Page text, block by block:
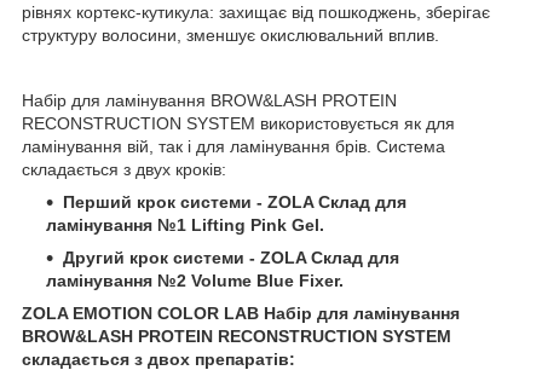
рівнях кортекс-кутикула: захищає від пошкоджень, зберігає
структуру волосини, зменшує окислювальний вплив.
Набір для ламінування BROW&LASH PROTEIN
RECONSTRUCTION SYSTEM використовується як для
ламінування вій, так і для ламінування брів. Система
складається з двух кроків:
Перший крок системи - ZOLA Склад для
ламінування №1 Lifting Pink Gel.
Другий крок системи - ZOLA Склад для
ламінування №2 Volume Blue Fixer.
ZOLA EMOTION COLOR LAB Набір для ламінування
BROW&LASH PROTEIN RECONSTRUCTION SYSTEM
складається з двох препаратів: